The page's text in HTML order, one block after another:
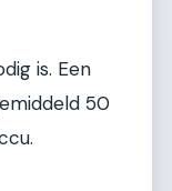
is. Een
50